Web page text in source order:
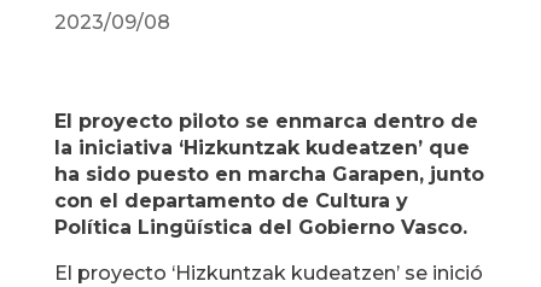
2023/09/08
El proyecto piloto se enmarca dentro de
la iniciativa ‘Hizkuntzak kudeatzen’ que
ha sido puesto en marcha Garapen, junto
con el departamento de Cultura y
Política Lingüística del Gobierno Vasco.
El proyecto ‘Hizkuntzak kudeatzen’ se inició